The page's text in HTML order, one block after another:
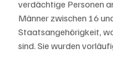
verdächtige Personen
Männer zwischen 16
Staatsangehörigkeit,
sind. Sie wurden